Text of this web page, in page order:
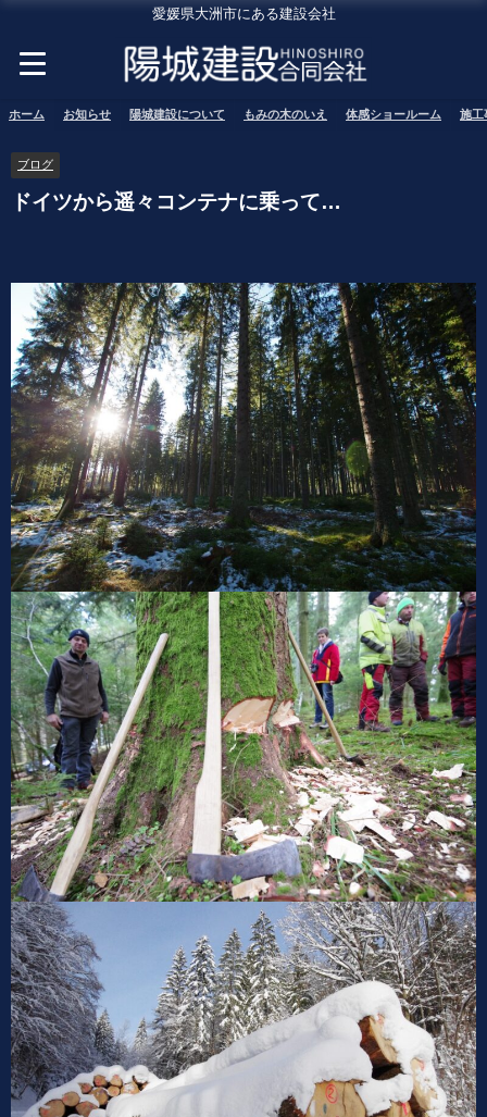
愛媛県大洲市にある建設会社
ホーム お知らせ 陽城建設について もみの木のいえ 体感ショールーム 施工
ブログ
ドイツから遥々コンテナに乗って…